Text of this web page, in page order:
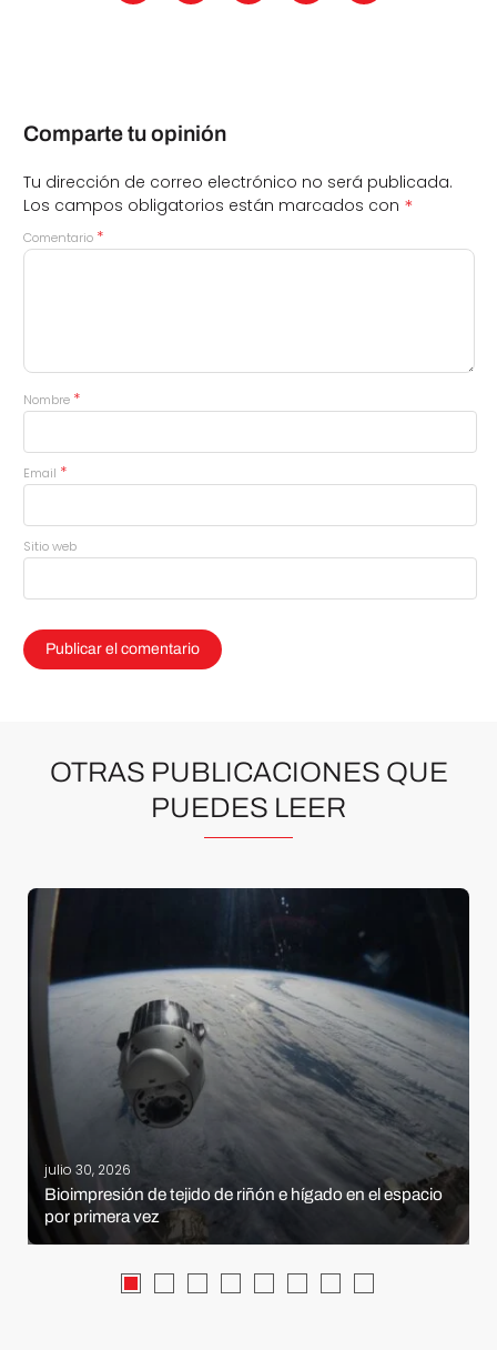
Comparte tu opinión
Tu dirección de correo electrónico no será publicada.
Los campos obligatorios están marcados con *
Comentario *
Nombre *
Email *
Sitio web
OTRAS PUBLICACIONES QUE
PUEDES LEER
julio 30, 2026
Bioimpresión de tejido de riñón e hígado en el espacio
por primera vez